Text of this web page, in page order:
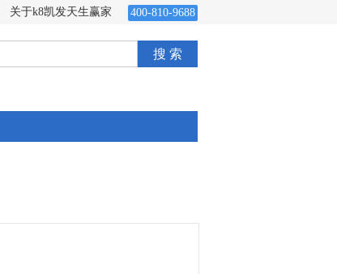
关于k8凯发天生赢家 400-810-9688
搜 索